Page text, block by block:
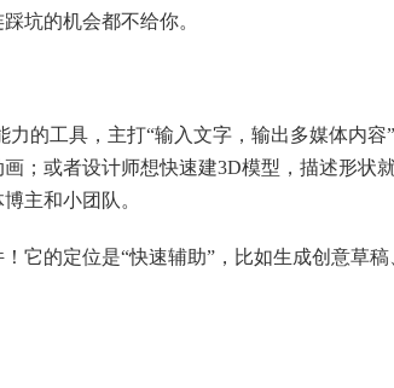
踩坑的机会都不给你。
的工具，主打“输入文字，输出多媒体内容
；或者设计师想快速建3D模型，描述形状
主和小团队。
它的定位是“快速辅助”，比如生成创意草